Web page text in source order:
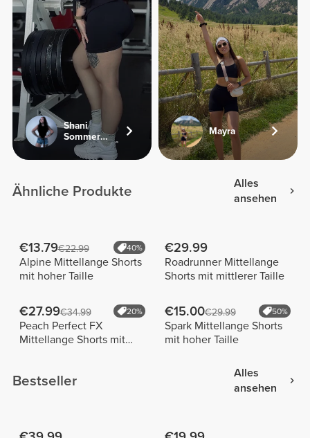
Shani
Sommerfeld
Mayra
Ähnliche Produkte
Alles
ansehen
€13.79€22.99 40%
Alpine Mittellange Shorts
mit hoher Taille
€29.99
Roadrunner Mittellange
Shorts mit mittlerer Taille
€27.99€34.99 20%
Peach Perfect FX
Mittellange Shorts mit
€15.00€29.99 50%
Spark Mittellange Shorts
mit hoher Taille
Bestseller
Alles
ansehen